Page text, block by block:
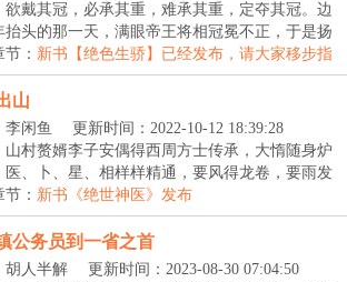
欲戴其冠，必承其重，难承其重，定夺其冠。边
抬头的那一天，满眼帝王将相冠冕不正，于是扬
： 新书【绝色生骄】已经发布，请大家移步指
山
李闲鱼
更新时间：2022-10-12 18:39:28
山村赘婿李子安偶得西周方士传承，大惰随身炉
医、卜、星、相样样精通，要风得龙卷，要雨发
： 新书《绝世神医》发布
公务员到一省之首
胡人半解
更新时间：2023-08-30 07:04:50